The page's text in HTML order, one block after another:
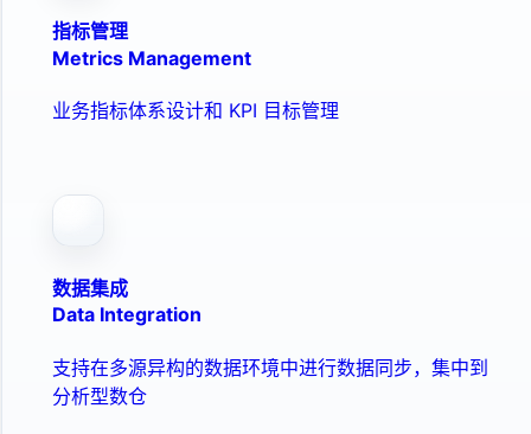
指标管理
Metrics Management
业务指标体系设计和 KPI 目标管理
数据集成
Data Integration
支持在多源异构的数据环境中进行数据同步，集中到
分析型数仓